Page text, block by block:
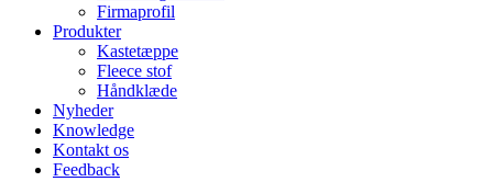
Firmaprofil
Produkter
Kastetæppe
Fleece stof
Håndklæde
Nyheder
Knowledge
Kontakt os
Feedback